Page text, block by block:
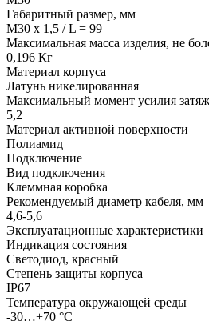
Габаритный размер, мм
M30 x 1,5 / L = 99
Максимальная масса изделия, не
0,196 Кг
Материал корпуса
Латунь никелированная
Максимальный момент усилия
5,2
Материал активной поверхности
Полиамид
Подключение
Вид подключения
Клеммная коробка
Рекомендуемый диаметр кабеля, мм
4,6-5,6
Эксплуатационные характеристики
Индикация состояния
Светодиод, красный
Степень защиты корпуса
IP67
Температура окружающей среды
-30…+70 °С